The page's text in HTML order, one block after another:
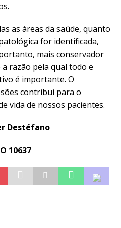
as áreas da saúde, quanto
for identificada,
mais conservador
razão pela qual todo e
é importante. O
contribui para o
vida de nossos pacientes.
Destéfano
10637